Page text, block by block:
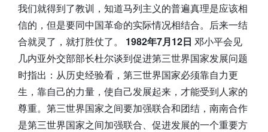
我们就得到了教训，知道马列主义的普遍真理是应该相
信的，但是要同中国革命的实际情况相结合。后来一结
合就灵了，就打胜仗了。 1982年7月12日 邓小平会见
几内亚外交部部长杜尔谈到促进第三世界国家发展问题
时指出：从历史经验看，第三世界国家必须靠自力更
生，靠自己的力量，使自己发展起来，才能受到人家的
尊重。第三世界国家之间要加强联合和团结，南南合作
是第三世界国家之间加强联合、促进发展的一个重要方